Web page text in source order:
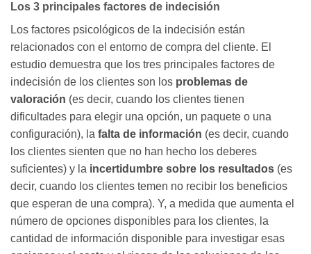
Los 3 principales factores de indecisión
Los factores psicológicos de la indecisión están
relacionados con el entorno de compra del cliente. El
estudio demuestra que los tres principales factores de
indecisión de los clientes son los problemas de
valoración (es decir, cuando los clientes tienen
dificultades para elegir una opción, un paquete o una
configuración), la falta de información (es decir, cuando
los clientes sienten que no han hecho los deberes
suficientes) y la incertidumbre sobre los resultados (es
decir, cuando los clientes temen no recibir los beneficios
que esperan de una compra). Y, a medida que aumenta el
número de opciones disponibles para los clientes, la
cantidad de información disponible para investigar esas